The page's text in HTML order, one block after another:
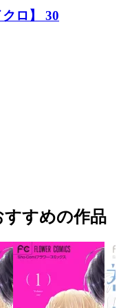
ロ】 30
すめの作品